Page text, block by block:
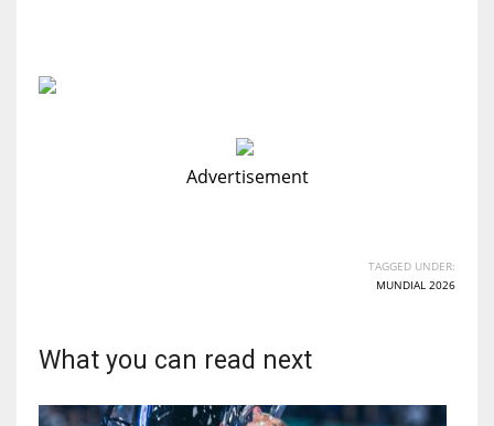
Advertisement
TAGGED UNDER:
MUNDIAL 2026
What you can read next